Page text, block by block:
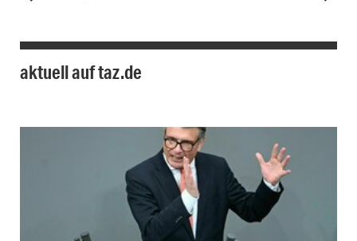
aktuell auf taz.de